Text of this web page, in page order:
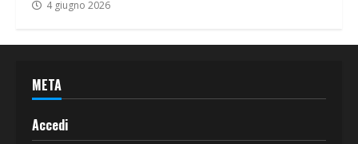
4 giugno 2026
META
Accedi